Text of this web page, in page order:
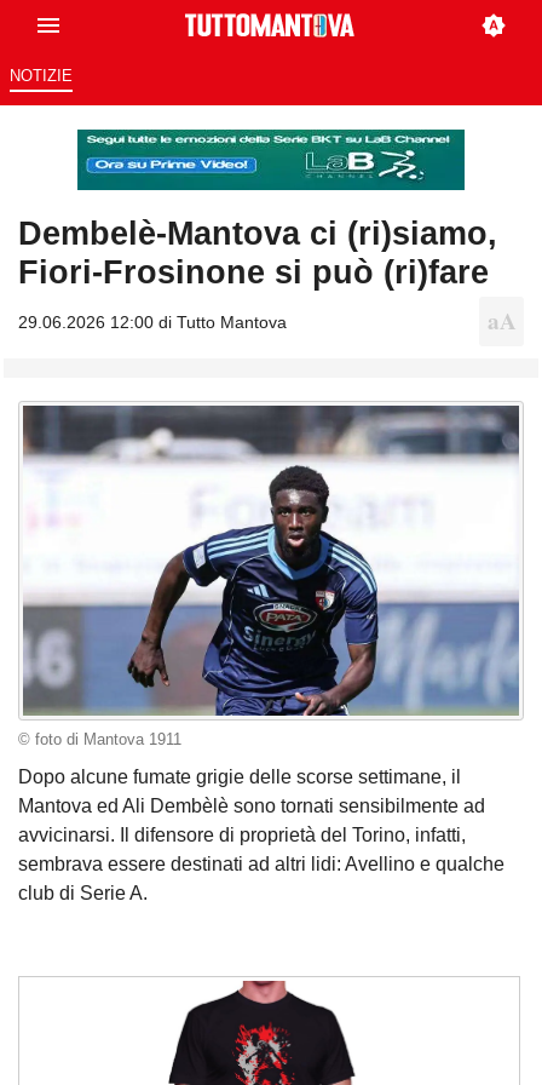
NOTIZIE
Dembelè-Mantova ci (ri)siamo,
Fiori-Frosinone si può (ri)fare
29.06.2026 12:00 di Tutto Mantova
© foto di Mantova 1911
Dopo alcune fumate grigie delle scorse settimane, il
Mantova ed Ali Dembèlè sono tornati sensibilmente ad
avvicinarsi. Il difensore di proprietà del Torino, infatti,
sembrava essere destinati ad altri lidi: Avellino e qualche
club di Serie A.